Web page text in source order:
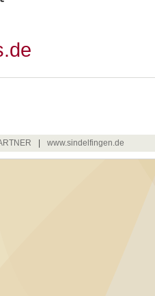
www.sindelfingen.de